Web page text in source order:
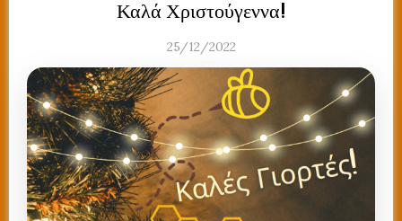
Καλά Χριστούγεννα!
25/12/2022